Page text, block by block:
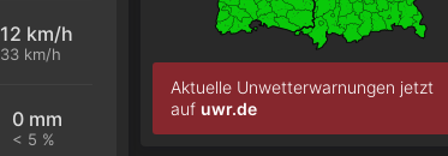
12 km/h
33 km/h
0 mm
< 5 %
Aktuelle Unwetterwarnungen jetzt
auf uwr.de